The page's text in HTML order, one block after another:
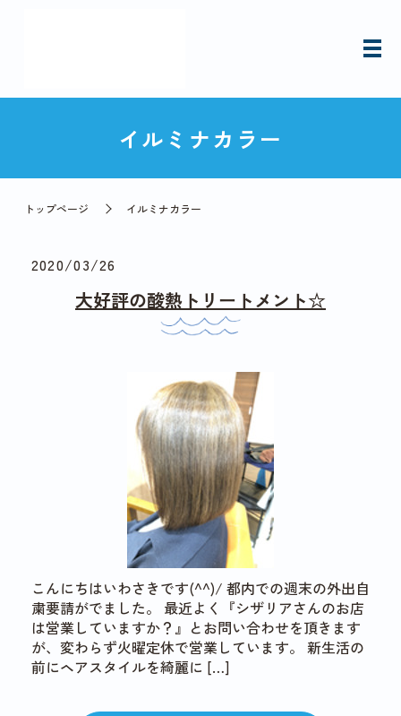
イルミナカラー
トップページ イルミナカラー
2020/03/26
大好評の酸熱トリートメント☆
こんにちはいわさきです(^^)/ 都内での週末の外出自
粛要請がでました。 最近よく『シザリアさんのお店
は営業していますか？』とお問い合わせを頂きます
が、変わらず火曜定休で営業しています。 新生活の
前にヘアスタイルを綺麗に […]